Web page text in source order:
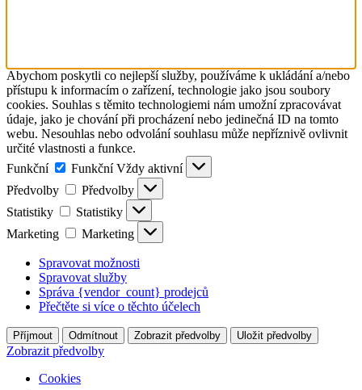
Abychom poskytli co nejlepší služby, používáme k ukládání a/nebo
přístupu k informacím o zařízení, technologie jako jsou soubory
cookies. Souhlas s těmito technologiemi nám umožní zpracovávat
údaje, jako je chování při procházení nebo jedinečná ID na tomto
webu. Nesouhlas nebo odvolání souhlasu může nepříznivě ovlivnit
určité vlastnosti a funkce.
Funkční
Funkční Vždy aktivní
Předvolby
Předvolby
Statistiky
Statistiky
Marketing
Marketing
Spravovat možnosti
Spravovat služby
Správa {vendor_count} prodejců
Přečtěte si více o těchto účelech
Příjmout Odmítnout Zobrazit předvolby Uložit předvolby
Zobrazit předvolby
Cookies